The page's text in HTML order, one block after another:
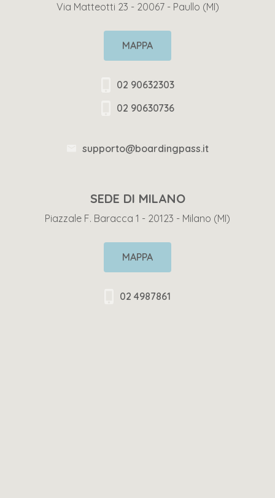
Via Matteotti 23 - 20067 - Paullo (MI)
MAPPA
02 90632303
02 90630736
supporto@boardingpass.it
SEDE DI MILANO
Piazzale F. Baracca 1 - 20123 - Milano (MI)
MAPPA
02 4987861